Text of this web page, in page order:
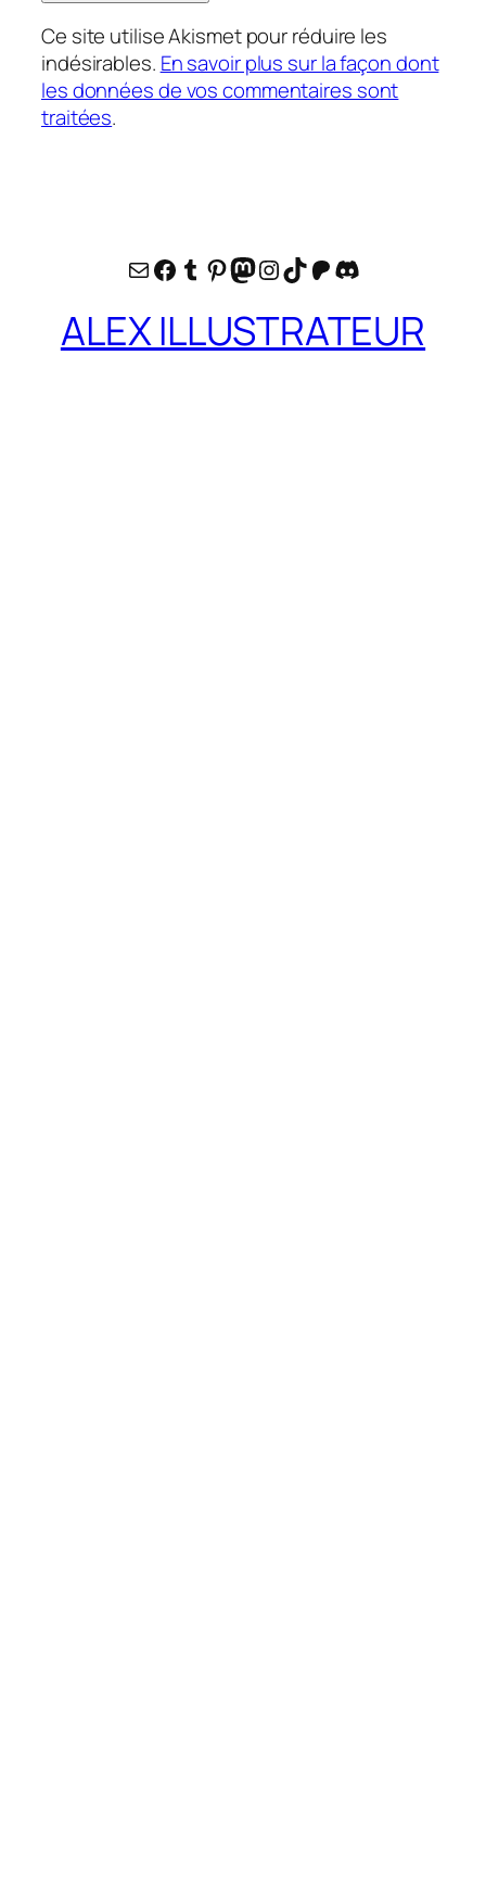
Ce site utilise Akismet pour réduire les
indésirables. En savoir plus sur la façon dont
les données de vos commentaires sont
traitées.
E-mailFacebook
Tumblr
Pinterest
Mastodon
Instagram
TikTok
Patreon
Discord
ALEX ILLUSTRATEUR